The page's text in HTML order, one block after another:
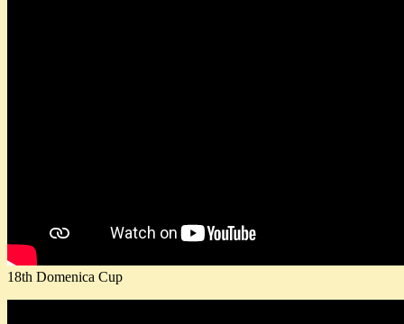
18th Domenica Cup